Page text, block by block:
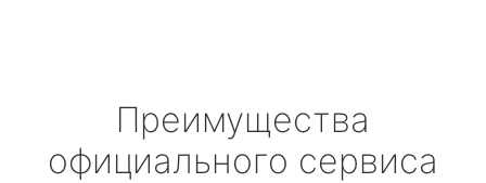
Преимущества
официального сервиса